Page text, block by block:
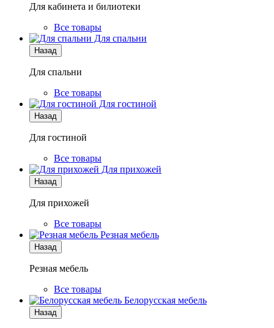
Для кабинета и билиотеки
Все товары
Для спальни
Назад
Для спальни
Все товары
Для гостиной
Назад
Для гостиной
Все товары
Для прихожей
Назад
Для прихожей
Все товары
Резная мебель
Назад
Резная мебель
Все товары
Белорусская мебель
Назад